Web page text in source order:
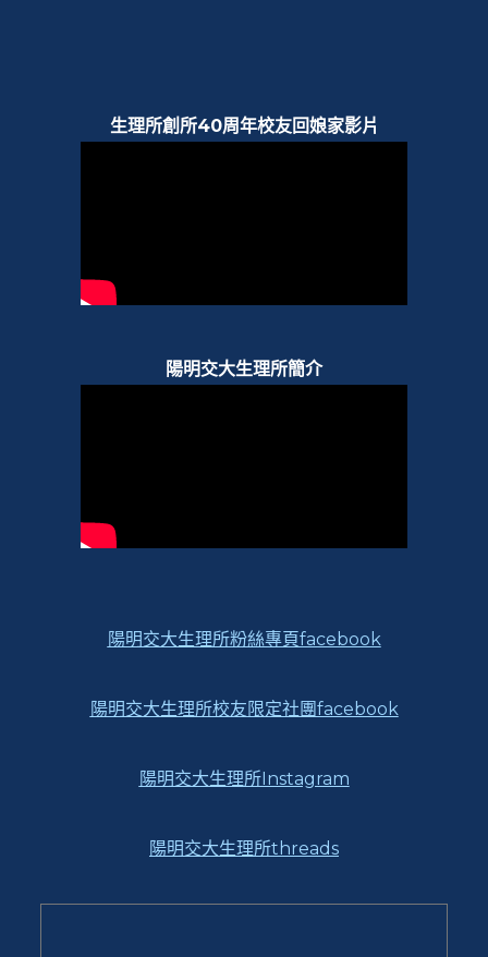
生理所創所40周年校友回娘家影片
陽明交大生理所簡介
陽明交大生理所粉絲專頁facebook
陽明交大生理所校友限定社團facebook
陽明交大生理所Instagram
陽明交大生理所threads